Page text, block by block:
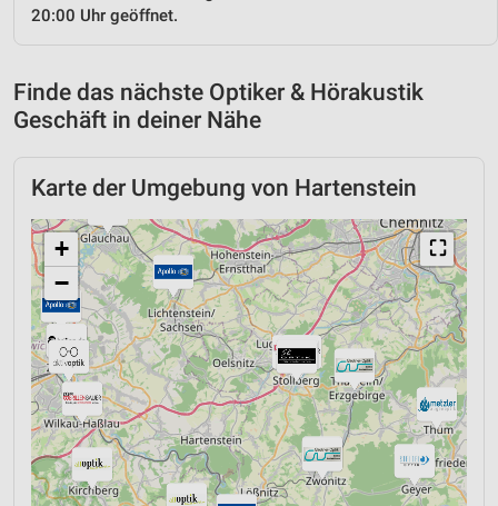
20:00 Uhr geöffnet.
Finde das nächste Optiker & Hörakustik
Geschäft in deiner Nähe
Karte der Umgebung von Hartenstein
⛶
+
−